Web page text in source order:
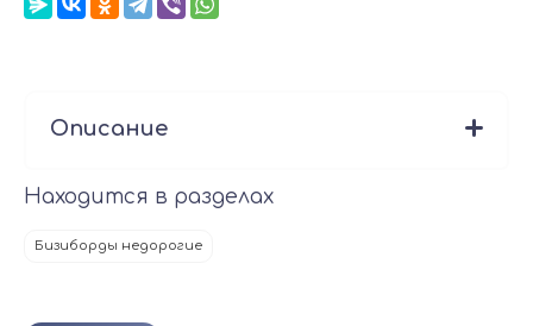
Описание
Находится в разделах
Бизиборды недорогие